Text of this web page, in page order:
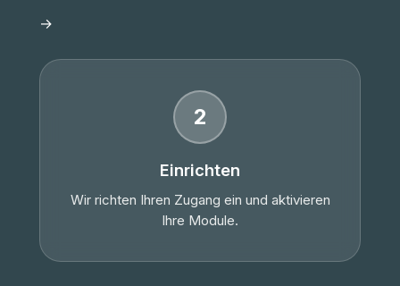
→
2
Einrichten
Wir richten Ihren Zugang ein und aktivieren
Ihre Module.